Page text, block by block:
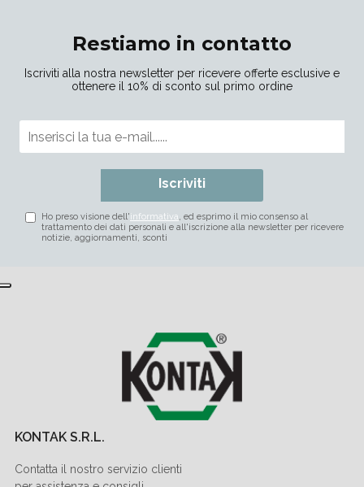
Restiamo in contatto
Iscriviti alla nostra newsletter per ricevere offerte esclusive e
ottenere il 10% di sconto sul primo ordine
Iscriviti
Ho preso visione dell'informativa, ed esprimo il mio consenso al
trattamento dei dati personali e all'iscrizione alla newsletter per ricevere
notizie, aggiornamenti, sconti
KONTAK S.R.L.
Contatta il nostro servizio clienti